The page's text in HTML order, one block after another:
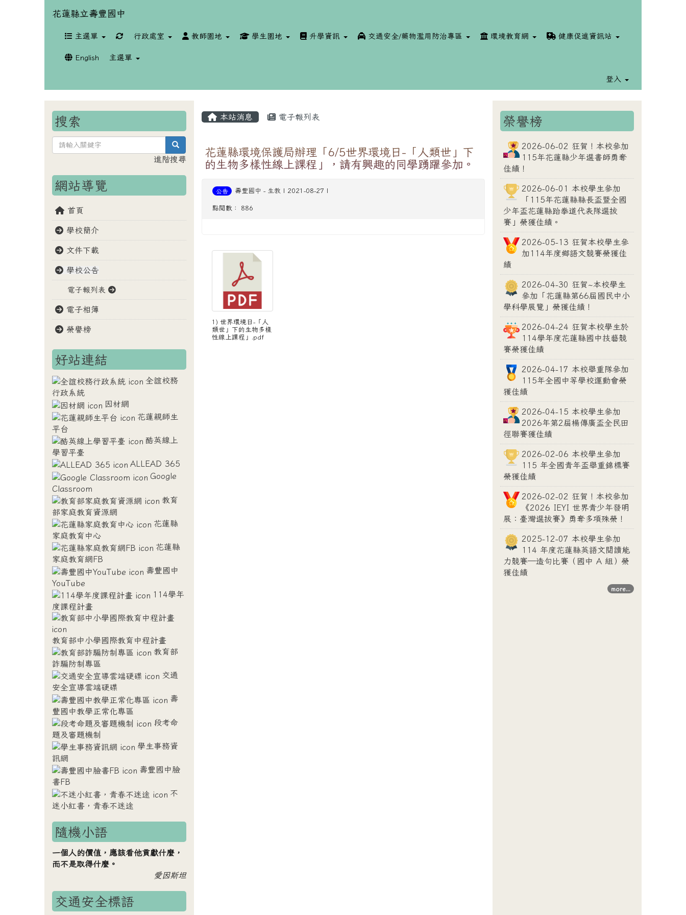
花蓮縣立壽豐國中
主選單 重新取得佈景設定
行政處室 教師園地 學生園地 升學資訊 交通安全/藥物濫用防治專區 環境教育網 健康促進資訊站
English 主選單
登入
本站消息 電子報列表
花蓮縣環境保護局辦理「6/5世界環境日-「人類世」下
的生物多樣性線上課程」，請有興趣的同學踴躍參加。
公告 壽豐國中 - 生教 | 2021-08-27 |
點閱數： 886
1) 世界環境日-「人
類世」下的生物多樣
性線上課程」.pdf
搜索
進階搜尋
網站導覽
首頁
學校簡介
文件下載
學校公告
電子報列表
電子相簿
榮譽榜
好站連結
全誼校務
行政系統
因材網
花蓮親師生
平台
酷英線上
學習平臺
ALLEAD 365
Google
Classroom
教育
部家庭教育資源網
花蓮縣
家庭教育中心
花蓮縣
家庭教育網FB
壽豐國中
YouTube
114學年
度課程計畫
教育部中小學國際教育中程計畫
教育部
詐騙防制專區
交通
安全宣導雲端硬碟
壽
豐國中教學正常化專區
段考命
題及審題機制
學生事務資
訊網
壽豐國中臉
書FB
不
迷小紅書，青春不迷途
隨機小語
一個人的價值，應該看他貢獻什麼，
而不是取得什麼。
愛因斯坦
交通安全標語
榮譽榜
2026-06-02 狂賀！本校參加
115年花蓮縣少年選書師勇奪
佳績！
2026-06-01 本校學生參加
「115年花蓮縣縣長盃暨全國
少年盃花蓮縣跆拳道代表隊選拔
賽」榮獲佳績。
2026-05-13 狂賀本校學生參
加114年度鄉語文競賽榮獲佳
績
2026-04-30 狂賀~本校學生
參加「花蓮縣第66屆國民中小
學科學展覽」榮獲佳績！
2026-04-24 狂賀本校學生於
114學年度花蓮縣國中技藝競
賽榮獲佳績
2026-04-17 本校舉重隊參加
115年全國中等學校運動會榮
獲佳績
2026-04-15 本校學生參加
2026年第2屆楊傳廣盃全民田
徑聯賽獲佳績
2026-02-06 本校學生參加
115 年全國青年盃舉重錦標賽
榮獲佳績
2026-02-02 狂賀！本校參加
《2026 IEYI 世界青少年發明
展：臺灣選拔賽》勇奪多項殊榮！
2025-12-07 本校學生參加
114 年度花蓮縣英語文閱讀能
力競賽—造句比賽（國中 A 組）榮
獲佳績
more...